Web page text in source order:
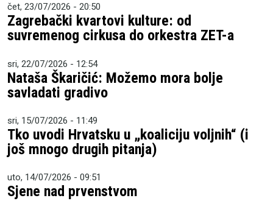
čet, 23/07/2026 - 20:50
Zagrebački kvartovi kulture: od
suvremenog cirkusa do orkestra ZET-a
sri, 22/07/2026 - 12:54
Nataša Škaričić: Možemo mora bolje
savladati gradivo
sri, 15/07/2026 - 11:49
Tko uvodi Hrvatsku u „koaliciju voljnih“ (i
još mnogo drugih pitanja)
uto, 14/07/2026 - 09:51
Sjene nad prvenstvom